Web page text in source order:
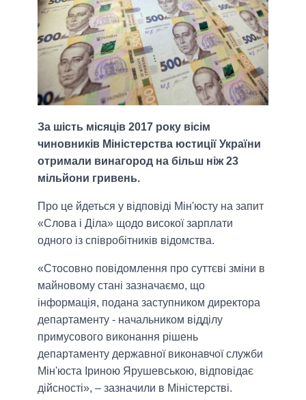
За шість місяців 2017 року вісім
чиновників Міністерства юстиції України
отримали винагород на більш ніж 23
мільйони гривень.
Про це йдеться у відповіді Мін'юсту на запит
«Слова і Діла» щодо високої зарплати
одного із співробітників відомства.
«Стосовно повідомлення про суттєві зміни в
майновому стані зазначаємо, що
інформація, подана заступником директора
департаменту - начальником відділу
примусового виконання рішень
департаменту державної виконавчої служби
Мін'юста Іриною Ярушевською, відповідає
дійсності», – зазначили в Міністерстві.